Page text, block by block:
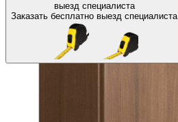
выезд специалиста
Заказать бесплатно выезд специалиста